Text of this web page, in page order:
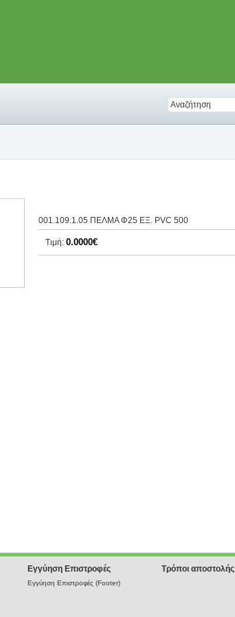
001.109.1.05 ΠΕΛΜΑ Φ25 ΕΞ. PVC 500
Τιμή: 0.0000€
Εγγύηση Επιστροφές
Εγγύηση Επιστροφές (Footer)
Τρόποι αποστολής